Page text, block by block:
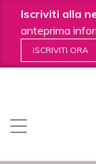
Iscriviti alla
anteprima
ISCRIVITI ORA
contenuti.
|